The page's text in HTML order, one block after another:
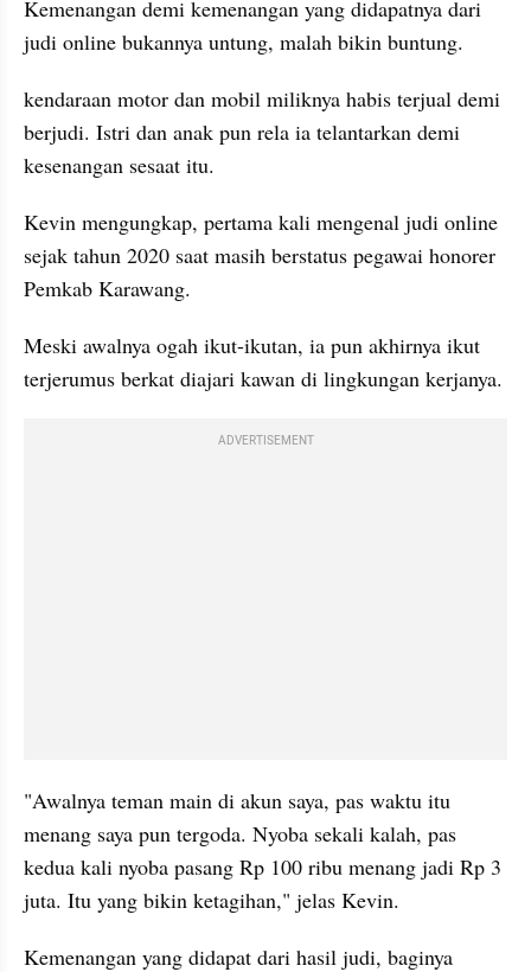
Kemenangan demi kemenangan yang didapatnya dari
judi online bukannya untung, malah bikin buntung.
kendaraan motor dan mobil miliknya habis terjual demi
berjudi. Istri dan anak pun rela ia telantarkan demi
kesenangan sesaat itu.
Kevin mengungkap, pertama kali mengenal judi online
sejak tahun 2020 saat masih berstatus pegawai honorer
Pemkab Karawang.
Meski awalnya ogah ikut-ikutan, ia pun akhirnya ikut
terjerumus berkat diajari kawan di lingkungan kerjanya.
ADVERTISEMENT
"Awalnya teman main di akun saya, pas waktu itu
menang saya pun tergoda. Nyoba sekali kalah, pas
kedua kali nyoba pasang Rp 100 ribu menang jadi Rp 3
juta. Itu yang bikin ketagihan," jelas Kevin.
Kemenangan yang didapat dari hasil judi, baginya